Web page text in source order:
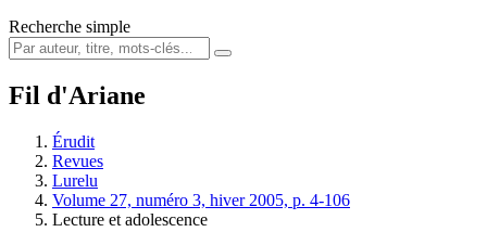
Recherche simple
Fil d'Ariane
Érudit
Revues
Lurelu
Volume 27, numéro 3, hiver 2005, p. 4-106
Lecture et adolescence